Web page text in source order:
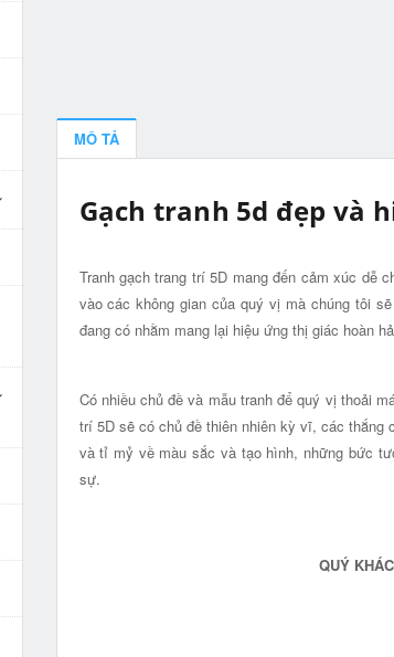
MÔ TẢ
Gạch tranh 5d đẹp và
Tranh gạch trang trí 5D mang đến cảm xúc dễ
vào các không gian của quý vị mà chúng tôi
đang có nhằm mang lại hiệu ứng thị giác hoàn
Có nhiều chủ đề và mẫu tranh để quý vị thoải
trí 5D sẽ có chủ đề thiên nhiên kỳ vĩ, các thắng
và tỉ mỷ về màu sắc và tạo hình, những bức
sự.
QUÝ